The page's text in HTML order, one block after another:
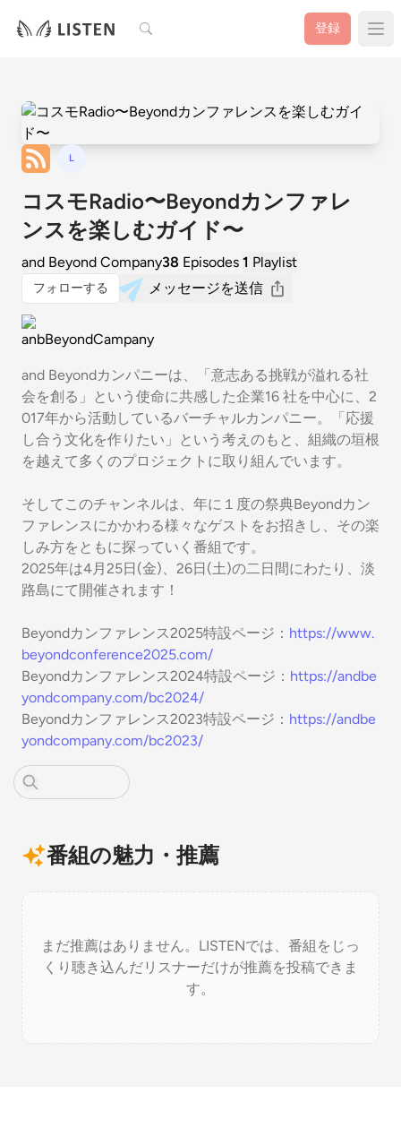
検索 登録
L
コスモRadio〜Beyondカンファレ
ンスを楽しむガイド〜
and Beyond Company38 Episodes 1 Playlist
フォローする メッセージを送信
and Beyondカンパニーは、「意志ある挑戦が溢れる社
会を創る」という使命に共感した企業16 社を中心に、2
017年から活動しているバーチャルカンパニー。「応援
し合う文化を作りたい」という考えのもと、組織の垣根
を越えて多くのプロジェクトに取り組んでいます。
そしてこのチャンネルは、年に１度の祭典Beyondカン
ファレンスにかかわる様々なゲストをお招きし、その楽
しみ方をともに探っていく番組です。
2025年は4月25日(金)、26日(土)の二日間にわたり、淡
路島にて開催されます！
Beyondカンファレンス2025特設ページ： https://www.
beyondconference2025.com/
Beyondカンファレンス2024特設ページ： https://andbe
yondcompany.com/bc2024/
Beyondカンファレンス2023特設ページ： https://andbe
yondcompany.com/bc2023/
番組の魅力・推薦
まだ推薦はありません。LISTENでは、番組をじっ
くり聴き込んだリスナーだけが推薦を投稿できま
す。